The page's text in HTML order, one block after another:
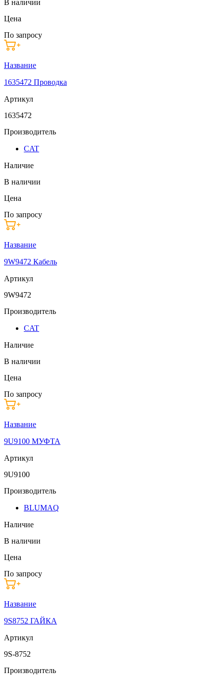
В наличии
Цена
По запросу
Название
1635472 Проводка
Артикул
1635472
Производитель
CAT
Наличие
В наличии
Цена
По запросу
Название
9W9472 Кабель
Артикул
9W9472
Производитель
CAT
Наличие
В наличии
Цена
По запросу
Название
9U9100 МУФТА
Артикул
9U9100
Производитель
BLUMAQ
Наличие
В наличии
Цена
По запросу
Название
9S8752 ГАЙКА
Артикул
9S-8752
Производитель